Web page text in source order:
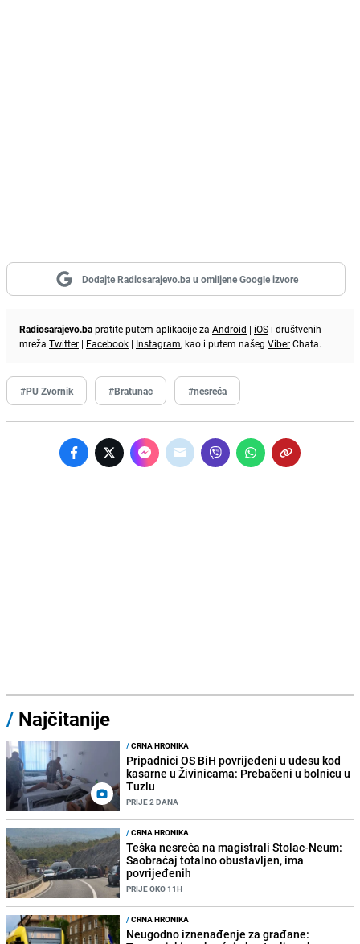
Dodajte Radiosarajevo.ba u omiljene Google izvore
Radiosarajevo.bapratite putem aplikacije za Android | iOS i društvenih
mreža Twitter | Facebook | Instagram, kao i putem našeg ViberChata.
#PU Zvornik #Bratunac #nesreća
/ Najčitanije
/CRNA HRONIKA
Pripadnici OS BiH povrijeđeni u udesu kod
kasarne u Živinicama: Prebačeni u bolnicu u
Tuzlu
PRIJE 2 DANA
/CRNA HRONIKA
Teška nesreća na magistrali Stolac-Neum:
Saobraćaj totalno obustavljen, ima
povrijeđenih
PRIJE OKO 11H
/CRNA HRONIKA
Neugodno iznenađenje za građane: